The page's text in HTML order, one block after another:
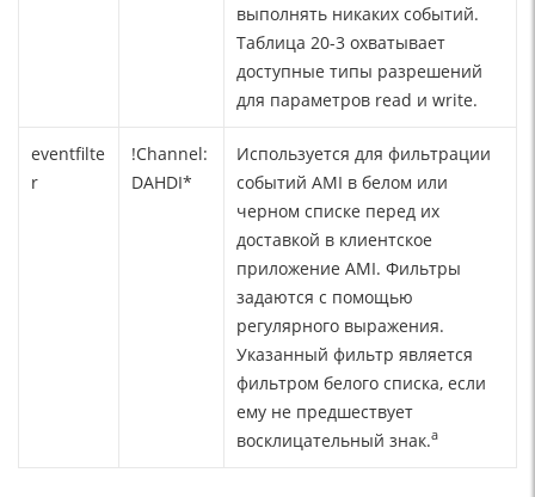
выполнять никаких событий.
Таблица 20-3 охватывает
доступные типы разрешений
для параметров read и write.
eventfilte
r
!Channel:
DAHDI*
Используется для фильтрации
событий AMI в белом или
черном списке перед их
доставкой в клиентское
приложение AMI. Фильтры
задаются с помощью
регулярного выражения.
Указанный фильтр является
фильтром белого списка, если
ему не предшествует
восклицательный знак.a